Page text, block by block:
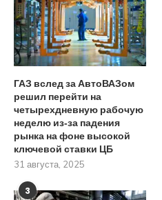
ГАЗ вслед за АвтоВАЗом
решил перейти на
четырехдневную рабочую
неделю из‑за падения
рынка на фоне высокой
ключевой ставки ЦБ
31 августа, 2025
3